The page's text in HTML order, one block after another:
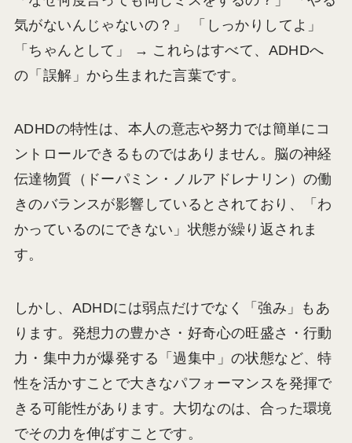
気がないんじゃないの？」 「しっかりしてよ」
「ちゃんとして」 → これらはすべて、ADHDへ
の「誤解」から生まれた言葉です。
ADHDの特性は、本人の意志や努力では簡単にコ
ントロールできるものではありません。脳の神経
伝達物質（ドーパミン・ノルアドレナリン）の働
きのバランスが影響しているとされており、「わ
かっているのにできない」状態が繰り返されま
す。
しかし、ADHDには弱点だけでなく「強み」もあ
ります。発想力の豊かさ・好奇心の旺盛さ・行動
力・集中力が爆発する「過集中」の状態など、特
性を活かすことで大きなパフォーマンスを発揮で
きる可能性があります。大切なのは、合った環境
でその力を伸ばすことです。